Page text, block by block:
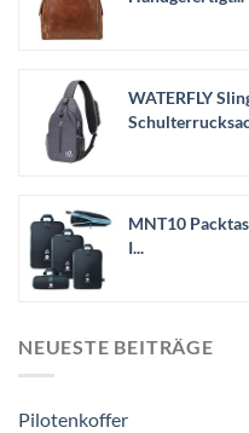
WATERFLY
MNT10
I...
NEUESTE BEITRÄGE
Pilotenkoffer